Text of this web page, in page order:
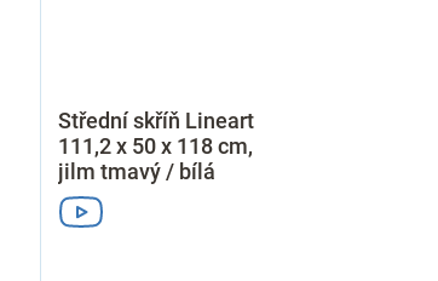
Střední skříň Lineart
111,2 x 50 x 118 cm,
jilm tmavý / bílá